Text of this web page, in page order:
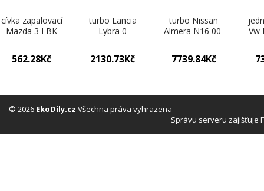
cívka zapalovací
Mazda 3 I BK
562.28Kč
turbo Lancia
Lybra 0
2130.73Kč
turbo Nissan
Almera N16 00-
7739.84Kč
Vw
© 2026 EkoDily.cz Všechna práva vyhrazena
Správu serveru zajišťuje